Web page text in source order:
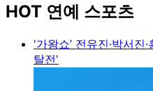
HOT 연예 스포츠
'가왕쇼’ 전유진·박서
탈전'